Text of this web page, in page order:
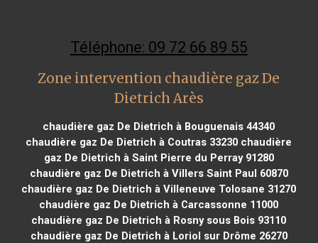
Téléphone: 09 72 66 89 55
Zone intervention chaudière gaz De
Dietrich Arès
chaudière gaz De Dietrich à Bouguenais 44340
chaudière gaz De Dietrich à Coutras 33230 chaudière
gaz De Dietrich à Saint Pierre du Perray 91280
chaudière gaz De Dietrich à Villers Saint Paul 60870
chaudière gaz De Dietrich à Villeneuve Tolosane 31270
chaudière gaz De Dietrich à Carcassonne 11000
chaudière gaz De Dietrich à Rosny sous Bois 93110
chaudière gaz De Dietrich à Loriol sur Drôme 26270